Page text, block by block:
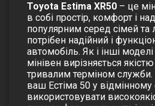
Toyota Estima XR50 – це
в собі простір, комфорт і
популярним серед сімей
потрібен надійний і
автомобіль. Як і інші
мінівен вирізняється
тривалим терміном
ваш Естіма 50 у відмінному
використовувати